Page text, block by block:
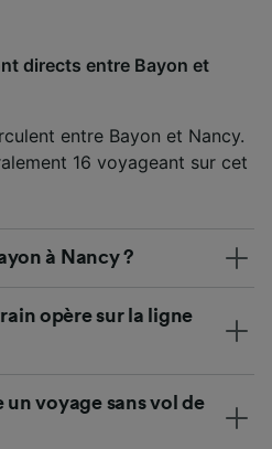
directs entre Bayon et
entre Bayon et Nancy.
16 voyageant sur cet
à Nancy ?
opère sur la ligne
un voyage sans vol de